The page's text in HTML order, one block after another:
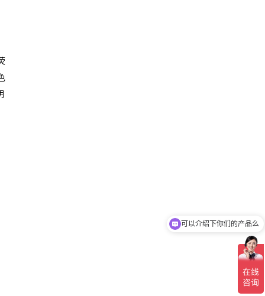
你们是怎么收费的呢